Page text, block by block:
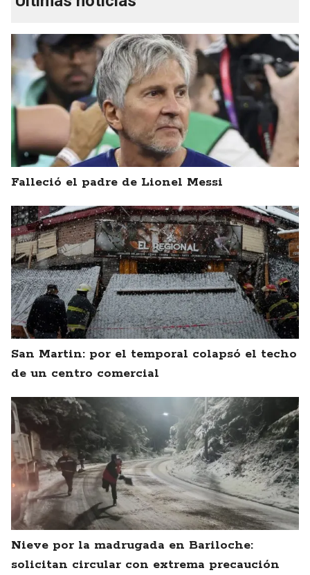
Falleció el padre de Lionel Messi
San Martin: por el temporal colapsó el techo
de un centro comercial
Nieve por la madrugada en Bariloche:
solicitan circular con extrema precaución